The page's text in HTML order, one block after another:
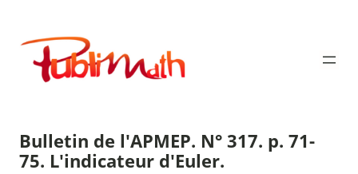
contenu
Publimath
Bulletin de l'APMEP. N° 317. p. 71-
75. L'indicateur d'Euler.